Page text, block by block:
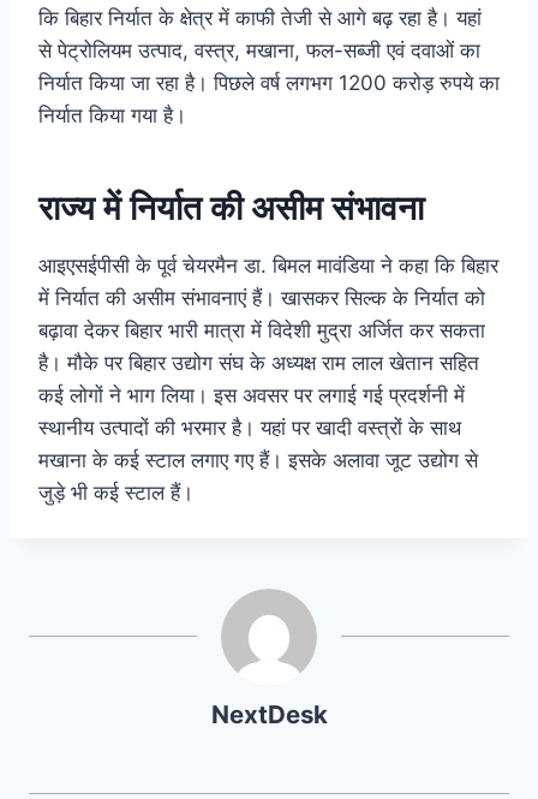
कि बिहार निर्यात के क्षेत्र में काफी तेजी से आगे बढ़ रहा है। यहां
से पेट्रोलियम उत्पाद, वस्त्र, मखाना, फल-सब्जी एवं दवाओं का
निर्यात किया जा रहा है। पिछले वर्ष लगभग 1200 करोड़ रुपये का
निर्यात किया गया है।
राज्य में निर्यात की असीम संभावना
आइएसईपीसी के पूर्व चेयरमैन डा. बिमल मावंडिया ने कहा कि बिहार
में निर्यात की असीम संभावनाएं हैं। खासकर सिल्क के निर्यात को
बढ़ावा देकर बिहार भारी मात्रा में विदेशी मुद्रा अर्जित कर सकता
है। मौके पर बिहार उद्योग संघ के अध्यक्ष राम लाल खेतान सहित
कई लोगों ने भाग लिया। इस अवसर पर लगाई गई प्रदर्शनी में
स्थानीय उत्पादों की भरमार है। यहां पर खादी वस्त्रों के साथ
मखाना के कई स्टाल लगाए गए हैं। इसके अलावा जूट उद्योग से
जुड़े भी कई स्टाल हैं।
NextDesk